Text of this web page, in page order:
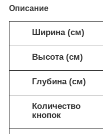
Описание
Ширина (см)
Высота (см)
Глубина (см)
Количество
кнопок